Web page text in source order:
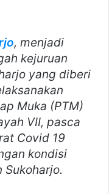
, menjadi
kejuruan
yang diberi
Muka (PTM)
VII, pasca
Covid 19
kondisi
Sukoharjo.